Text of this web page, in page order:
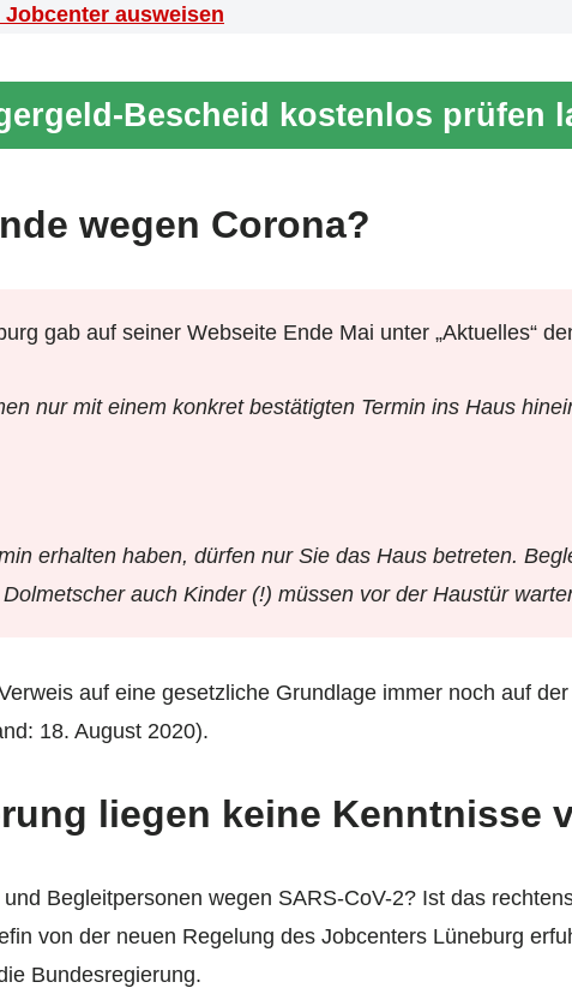
ausweisen
Bescheid kostenlos prüfen
wegen Corona?
gab auf seiner Webseite Ende Mai unter „Aktuelles“
nur mit einem konkret bestätigten Termin ins Haus
erhalten haben, dürfen nur Sie das Haus betreten.
auch Kinder (!) müssen vor der Haustür
auf eine gesetzliche Grundlage immer noch auf
18. August 2020).
liegen keine Kenntnisse
Begleitpersonen wegen SARS-CoV-2? Ist das
von der neuen Regelung des Jobcenters Lüneburg
Bundesregierung.